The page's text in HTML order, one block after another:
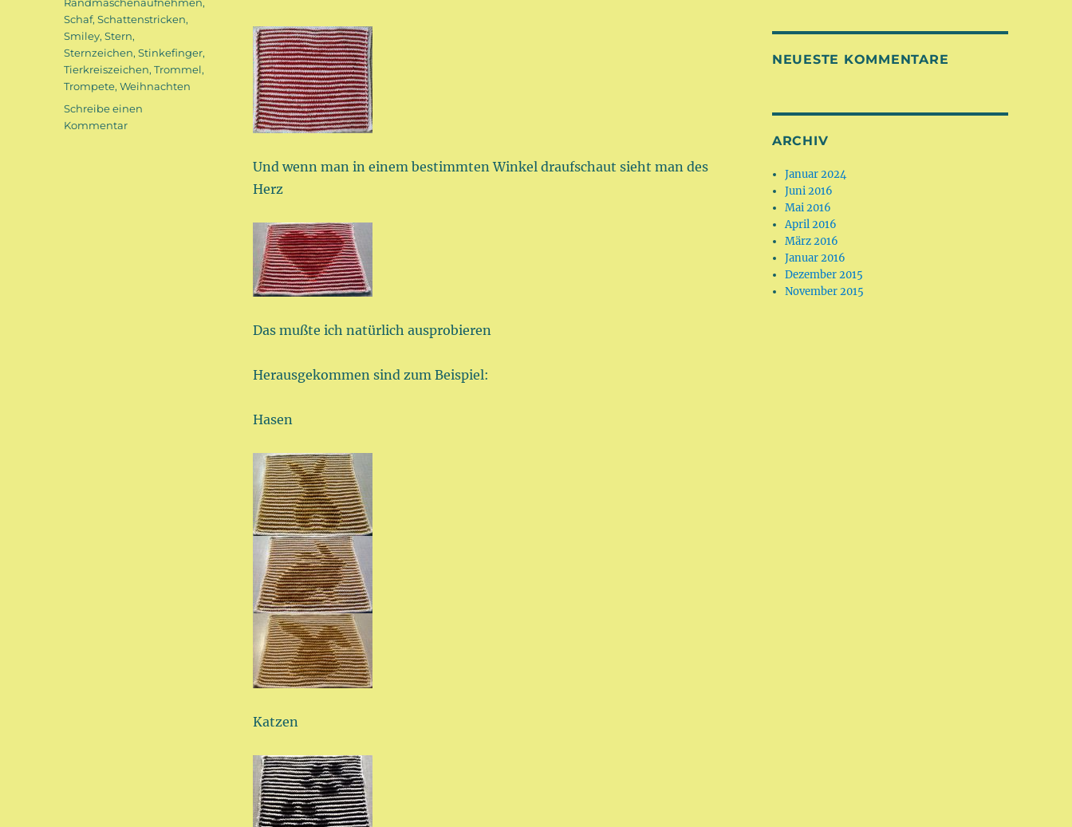
Und wenn man in einem bestimmten Winkel draufschaut sieht man des
Herz
Das mußte ich natürlich ausprobieren
Herausgekommen sind zum Beispiel:
Hasen
Katzen
Schaf,Schattenstricken,
Smiley,Stern,
Sternzeichen,Stinkefinger,
Tierkreiszeichen,Trommel,
Trompete,Weihnachten
Schreibe einen
Kommentarzu
NEUESTE KOMMENTARE
ARCHIV
Januar 2024
Juni 2016
Mai 2016
April 2016
März 2016
Januar 2016
Dezember 2015
November 2015